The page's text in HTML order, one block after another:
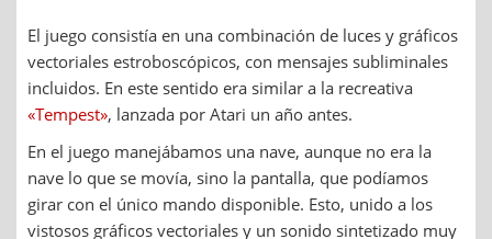
El juego consistía en una combinación de luces y gráficos
vectoriales estroboscópicos, con mensajes subliminales
incluidos. En este sentido era similar a la recreativa
«Tempest», lanzada por Atari un año antes.
En el juego manejábamos una nave, aunque no era la
nave lo que se movía, sino la pantalla, que podíamos
girar con el único mando disponible. Esto, unido a los
vistosos gráficos vectoriales y un sonido sintetizado muy